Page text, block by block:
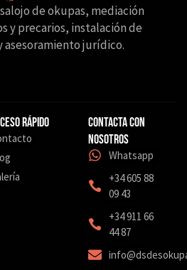
de okupas, mediación
y precarios, instalación de
asesoramiento jurídico.
Rápido
Contacta con
nosotros
Whatsapp
+34 605 88
09 43
‎+34 911 66
44 87